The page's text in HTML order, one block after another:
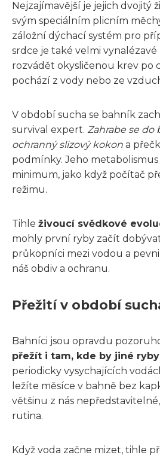
Nejzajímavější je jejich dvojitý
svým speciálním plicním
záložní dýchací systém pro
srdce je také velmi
rozvádět okysličenou krev po
pochází z vody nebo ze
V období sucha se bahník
survival expert. Zahrabe se do
ochranný slizový kokon a
podmínky. Jeho
minimum, jako když počítač
režimu.
Tihle živoucí svědkové
mohly první ryby začít
průkopníci mezi vodou a
náš obdiv a ochranu.
Přežití v období
Bahníci jsou opravdu
přežít i tam, kde by jiné
periodicky vysychajících
ležíte měsíce v bahně bez
většinu z nás
rutina.
Když voda začne mizet, tihle